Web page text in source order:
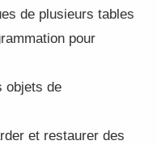
de plusieurs tables
pour
objets de
et restaurer des